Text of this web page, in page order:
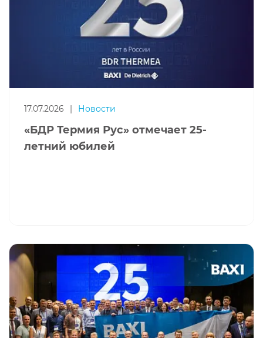
17.07.2026 | Новости
«БДР Термия Рус» отмечает 25-
летний юбилей